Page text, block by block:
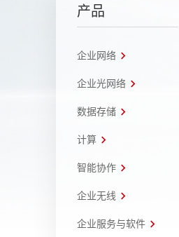
产品
企业网络
企业光网络
数据存储
计算
智能协作
企业无线
企业服务与软件